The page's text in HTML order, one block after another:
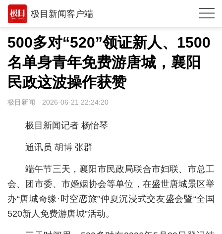
极目新闻客户端
推荐
体育
观点
时政
环球
专题
极客圈
500多对“520”领证新人、1500
名单身青年免费游唐城，襄阳
民政这波操作获赞
极目新闻 2026-06-21 22:24:20
极目新闻记者 杨怡琴
通讯员 胡博 张群
端午节三天，襄阳市民政局联合市妇联、市总工
会、团市委、市婚姻协会等单位，在盛世唐城景区举
办“唐城奇缘·时空恋旅”仲夏沉浸式交友盛会暨“全国
520新人免费游唐城”活动。